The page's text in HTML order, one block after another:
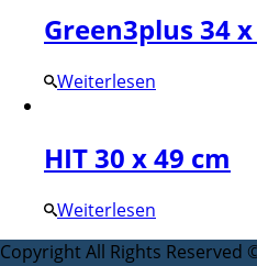
Green3plus 34
Weiterlesen
HIT 30 x 49 cm
Weiterlesen
Copyright All Rights Reserved